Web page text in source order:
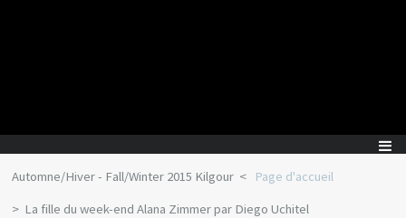
Automne/Hiver - Fall/Winter 2015 Kilgour
Page d'accueil
La fille du week-end Alana Zimmer par Diego Uchitel